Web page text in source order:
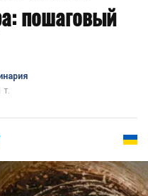
пошаговый
т.